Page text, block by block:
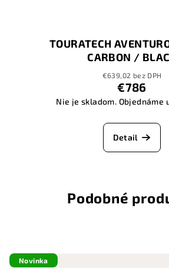
TOURATECH
CARBON /
€639,02 bez DPH
€786
Nie je skladom. Objednáme
Detail
Podobné
Novinka